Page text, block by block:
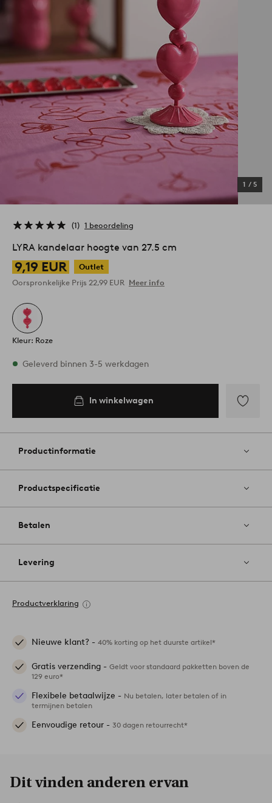
1 / 5
1 1 beoordeling
LYRA kandelaar hoogte van 27.5 cm
9,19 EUR
Outlet
Oorspronkelijke Prijs 22,99 EUR Meer info
Kleur: Roze
Op voorraad
Geleverd binnen 3-5 werkdagen
In winkelwagen
aan
Productinformatie
Productspecificatie
Betalen
Levering
Productverklaring
Nieuwe klant? - 40% korting op het duurste artikel*
Gratis verzending - Geldt voor standaard pakketten boven de
129 euro*
Flexibele betaalwijze - Nu betalen, later betalen of in
termijnen betalen
Eenvoudige retour - 30 dagen retourrecht*
Dit vinden anderen ervan